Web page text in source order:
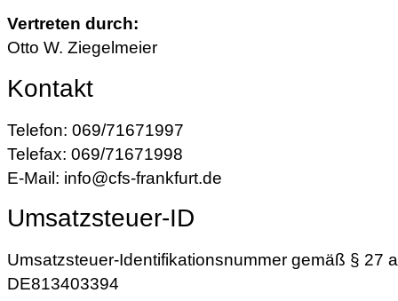
Vertreten durch:
Otto W. Ziegelmeier
Kontakt
Telefon: 069/71671997
Telefax: 069/71671998
E-Mail: info@cfs-frankfurt.de
Umsatzsteuer-ID
Umsatzsteuer-Identifikationsnummer gemäß § 27
DE813403394